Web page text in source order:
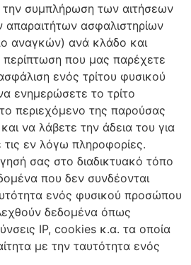
την συμπλήρωση των αιτήσεων
απαραιτήτων ασφαλιστηρίων
αναγκών) ανά κλάδο και
που μας παρέχετε
ενός τρίτου φυσικού
ενημερώσετε το τρίτο
περιεχόμενο της παρούσας
να λάβετε την άδεια του για
εν λόγω πληροφορίες.
σας στο διαδικτυακό τόπο
που δεν συνδέονται
ενός φυσικού προσώπου
δεδομένα όπως
IP, cookies κ.α. τα οποία
με την ταυτότητα ενός